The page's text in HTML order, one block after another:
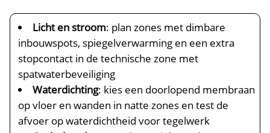
Licht en stroom: plan zones met dimbare
inbouwspots, spiegelverwarming en een extra
stopcontact in de technische zone met
spatwaterbeveiliging
Waterdichting: kies een doorlopend membraan
op vloer en wanden in natte zones en test de
afvoer op waterdichtheid voor tegelwerk